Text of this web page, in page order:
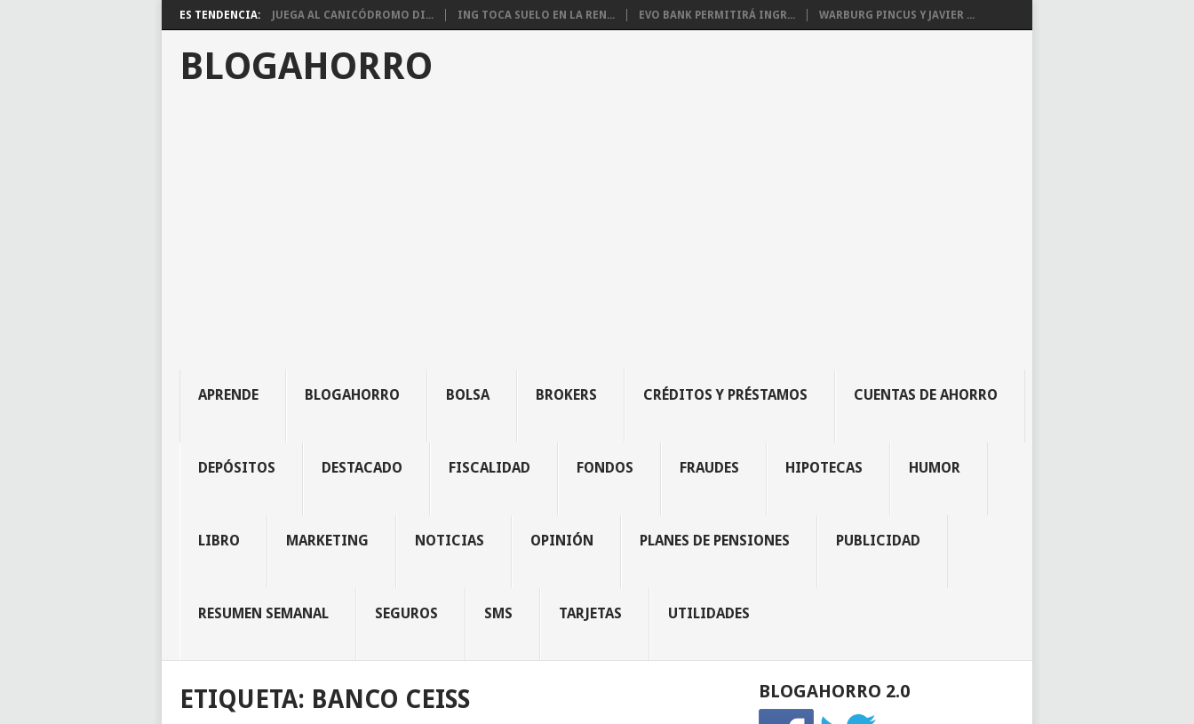
ES TENDENCIA: JUEGA AL CANICÓDROMO DI... ING TOCA SUELO EN LA REN... EVO BANK PERMITIRÁ INGR... WARBURG PINCUS Y JAVIER ...
BLOGAHORRO
APRENDE BLOGAHORRO BOLSA BROKERS CRÉDITOS Y PRÉSTAMOS CUENTAS DE AHORRO
DEPÓSITOS DESTACADO FISCALIDAD FONDOS FRAUDES HIPOTECAS HUMOR
LIBRO MARKETING NOTICIAS OPINIÓN PLANES DE PENSIONES PUBLICIDAD
RESUMEN SEMANAL SEGUROS SMS TARJETAS UTILIDADES
ETIQUETA: BANCO CEISS BLOGAHORRO 2.0